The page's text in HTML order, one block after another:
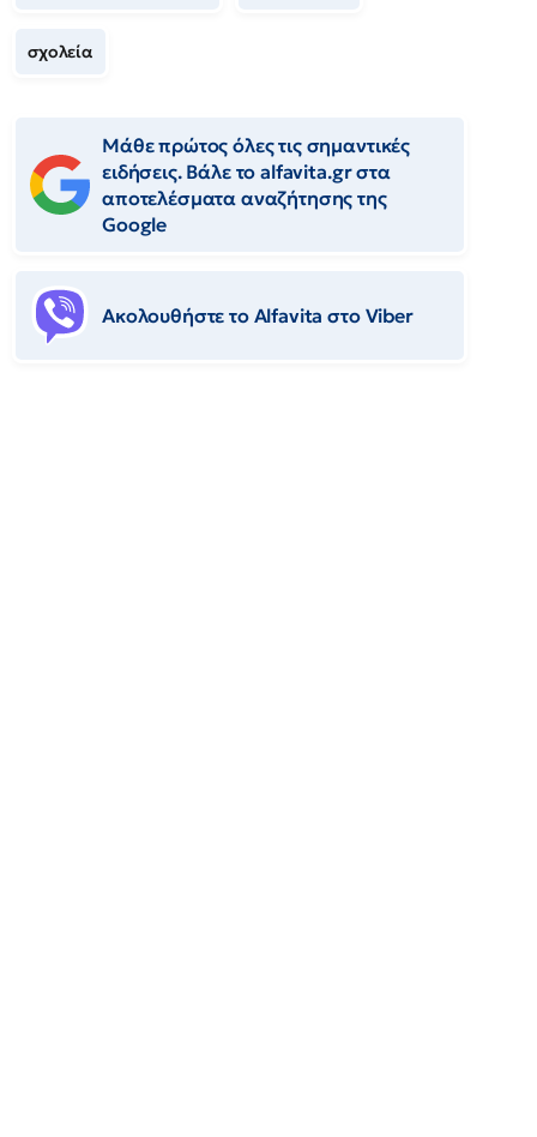
σχολεία
Μάθε πρώτος όλες τις σημαντικές
ειδήσεις. Βάλε το alfavita.gr στα
αποτελέσματα αναζήτησης της
Google
Ακολουθήστε το Αlfavita στο Viber